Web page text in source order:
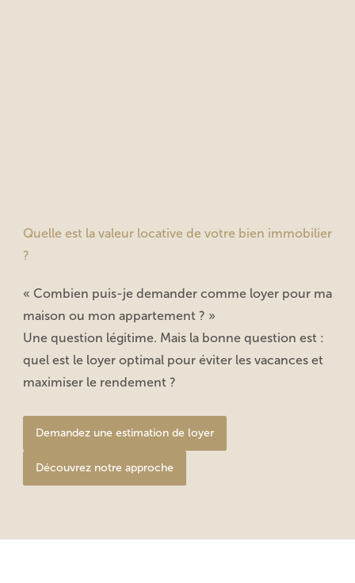
Quelle est la valeur locative de votre bien immobilier
?
« Combien puis-je demander comme loyer pour ma
maison ou mon appartement ? »
Une question légitime. Mais la bonne question est :
quel est le loyer optimal pour éviter les vacances et
maximiser le rendement ?
Demandez une estimation de loyer
Découvrez notre approche